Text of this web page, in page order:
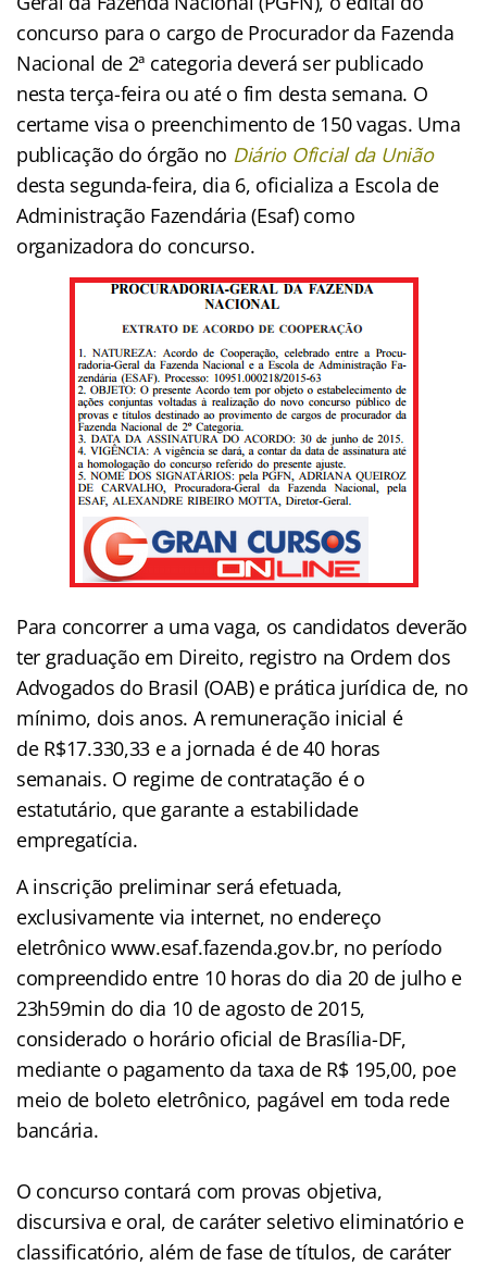
concurso para o cargo de Procurador da Fazenda
Nacional de 2ª categoria deverá ser publicado
nesta terça-feira ou até o fim desta semana. O
certame visa o preenchimento de 150 vagas. Uma
publicação do órgão no Diário Oficial da União
desta segunda-feira, dia 6, oficializa a Escola de
Administração Fazendária (Esaf) como
organizadora do concurso.
Para concorrer a uma vaga, os candidatos deverão
ter graduação em Direito, registro na Ordem dos
Advogados do Brasil (OAB) e prática jurídica de, no
mínimo, dois anos. A remuneração inicial é
de R$17.330,33 e a jornada é de 40 horas
semanais. O regime de contratação é o
estatutário, que garante a estabilidade
empregatícia.
A inscrição preliminar será efetuada,
exclusivamente via internet, no endereço
eletrônico www.esaf.fazenda.gov.br, no período
compreendido entre 10 horas do dia 20 de julho e
23h59min do dia 10 de agosto de 2015,
considerado o horário oficial de Brasília-DF,
mediante o pagamento da taxa de R$ 195,00, poe
meio de boleto eletrônico, pagável em toda rede
bancária.
O concurso contará com provas objetiva,
discursiva e oral, de caráter seletivo eliminatório e
classificatório, além de fase de títulos, de caráter